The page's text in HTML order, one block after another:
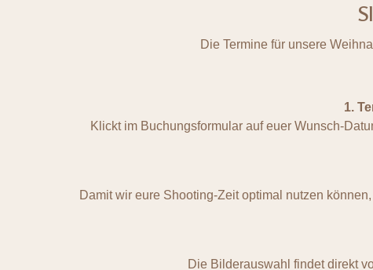
Die Termine für unsere
1.
Klickt im Buchungsformular auf euer Wunsch-
Damit wir eure Shooting-Zeit optimal nutzen
Die Bilderauswahl findet direkt